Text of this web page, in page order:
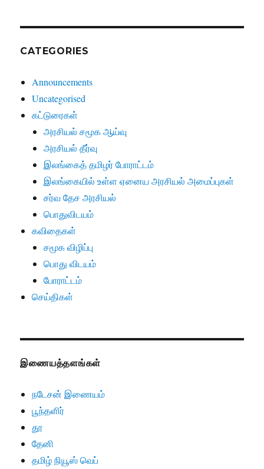
CATEGORIES
Announcements
Uncategorised
கட்டுரைகள்
அரசியல் சமூக ஆய்வு
அரசியல் தீர்வு
இலங்கைத் தமிழர் போராட்டம்
இலங்கையில் உள்ள ஏனைய அரசியல் அமைப்புகள்
சர்வ தேச அரசியல்
பொதுவிடயம்
கவிதைகள்
சமூக விழிப்பு
பொது விடயம்
போராட்டம்
செய்திகள்
இணையத்தளங்கள்
நடேசன் இணையம்
பூந்தளிர்
தூ
தேனி
தமிழ் நியூஸ் வெப்